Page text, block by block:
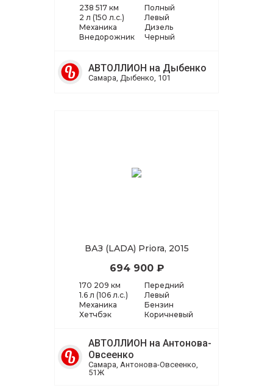
238 517 км
2 л (150 л.с.)
Механика
Внедорожник
Полный
Левый
Дизель
Черный
АВТОЛЛИОН на Дыбенко
Самара, Дыбенко, 101
ВАЗ (LADA) Priora, 2015
694 900 ₽
170 209 км
1.6 л (106 л.с.)
Механика
Хетчбэк
Передний
Левый
Бензин
Коричневый
АВТОЛЛИОН на Антонова-
Овсеенко
Самара, Антонова-Овсеенко,
51Ж